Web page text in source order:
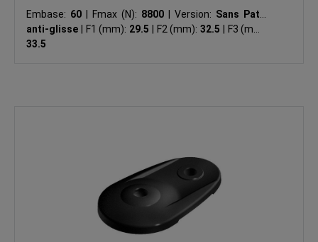
Embase: 60 Fmax (N): 8800 Version: Sans Patin
anti-glisse
F1 (mm): 29.5 F2 (mm):32.5
F3 (mm):
33.5